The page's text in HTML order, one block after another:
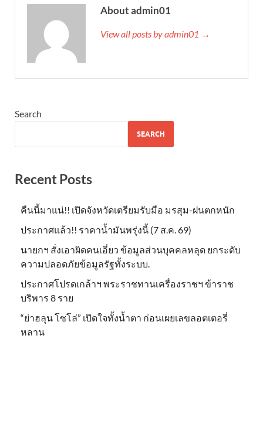
About admin01
View all posts by admin01 →
Search
SEARCH
Recent Posts
คืนนี้มาแน่!! เปิดจังหวัดเตรียมรับมือ มรสุม-ฝนตกหนัก
ประกาศแล้ว!! ราคาน้ำมันพรุ่งนี้ (7 ส.ค. 69)
นายกฯ สั่งเอาผิดคนเอี่ยว ข้อมูลส่วนบุคคลหลุด ยกระดับ
ความปลอดภัยข้อมูลรัฐทั้งระบบ.
ประกาศโปรดเกล้าฯ พระราชทานเครื่องราชฯ ข้าราช
บริพาร 8 ราย
“ย่าฮลุน โซโล่” เปิดใจทั้งน้ำตา ก่อนเผยเลขลอตเตอรี่
หลาน